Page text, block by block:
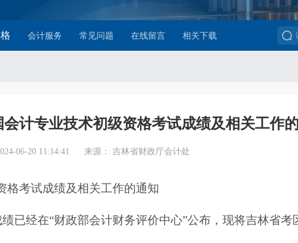
会计服务 常见问题 在线留言 相关下载
会计专业技术初级资格考试成绩及相关工作
06-20 11:14:41 来源： 吉林省财政厅会计处
格考试成绩及相关工作的通知
经在“财政部会计财务评价中心”公布，现将吉林省考